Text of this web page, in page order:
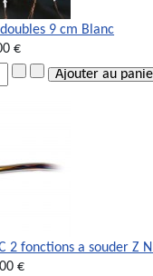
9 cm Blanc
€
2 fonctions a souder Z
€